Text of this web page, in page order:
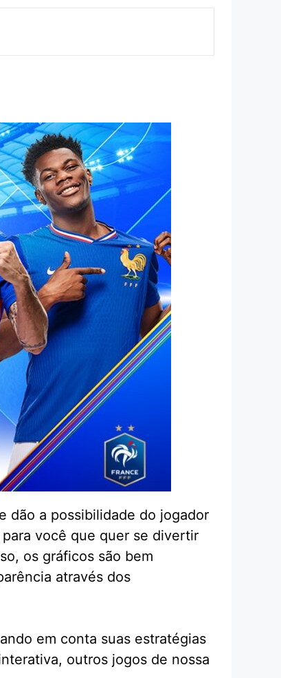
dão a possibilidade do jogador
você que quer se divertir
os gráficos são bem
através dos
em conta suas estratégias
outros jogos de nossa